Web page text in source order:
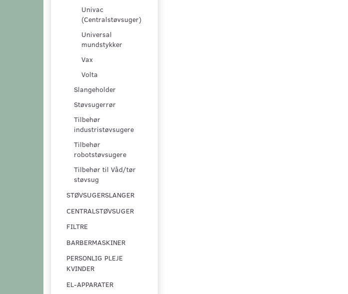
Univac
(Centralstøvsuger)
Universal
mundstykker
Vax
Volta
Slangeholder
Støvsugerrør
Tilbehør
industristøvsugere
Tilbehør
robotstøvsugere
Tilbehør til Våd/tør
støvsug
STØVSUGERSLANGER
CENTRALSTØVSUGER
FILTRE
BARBERMASKINER
PERSONLIG PLEJE
KVINDER
EL-APPARATER